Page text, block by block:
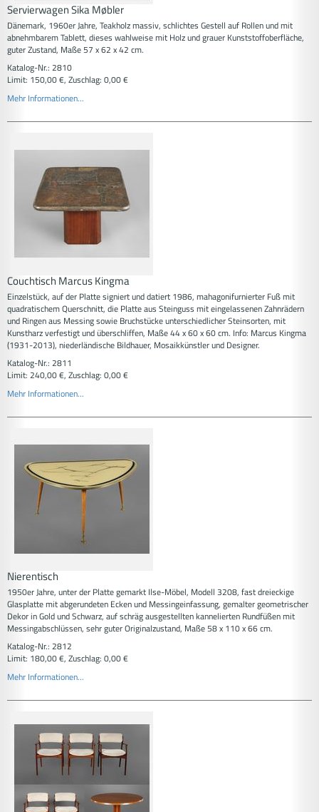
Servierwagen Sika Møbler
Dänemark, 1960er Jahre, Teakholz massiv, schlichtes Gestell auf Rollen und mit
abnehmbarem Tablett, dieses wahlweise mit Holz und grauer Kunststoffoberfläche,
guter Zustand, Maße 57 x 62 x 42 cm.
Katalog-Nr.: 2810
Limit: 150,00 €, Zuschlag: 0,00 €
Mehr Informationen...
Couchtisch Marcus Kingma
Einzelstück, auf der Platte signiert und datiert 1986, mahagonifurnierter Fuß mit
quadratischem Querschnitt, die Platte aus Steinguss mit eingelassenen Zahnrädern
und Ringen aus Messing sowie Bruchstücke unterschiedlicher Steinsorten, mit
Kunstharz verfestigt und überschliffen, Maße 44 x 60 x 60 cm. Info: Marcus Kingma
(1931-2013), niederländische Bildhauer, Mosaikkünstler und Designer.
Katalog-Nr.: 2811
Limit: 240,00 €, Zuschlag: 0,00 €
Mehr Informationen...
Nierentisch
1950er Jahre, unter der Platte gemarkt Ilse-Möbel, Modell 3208, fast dreieckige
Glasplatte mit abgerundeten Ecken und Messingeinfassung, gemalter geometrischer
Dekor in Gold und Schwarz, auf schräg ausgestellten kannelierten Rundfüßen mit
Messingabschlüssen, sehr guter Originalzustand, Maße 58 x 110 x 66 cm.
Katalog-Nr.: 2812
Limit: 180,00 €, Zuschlag: 0,00 €
Mehr Informationen...